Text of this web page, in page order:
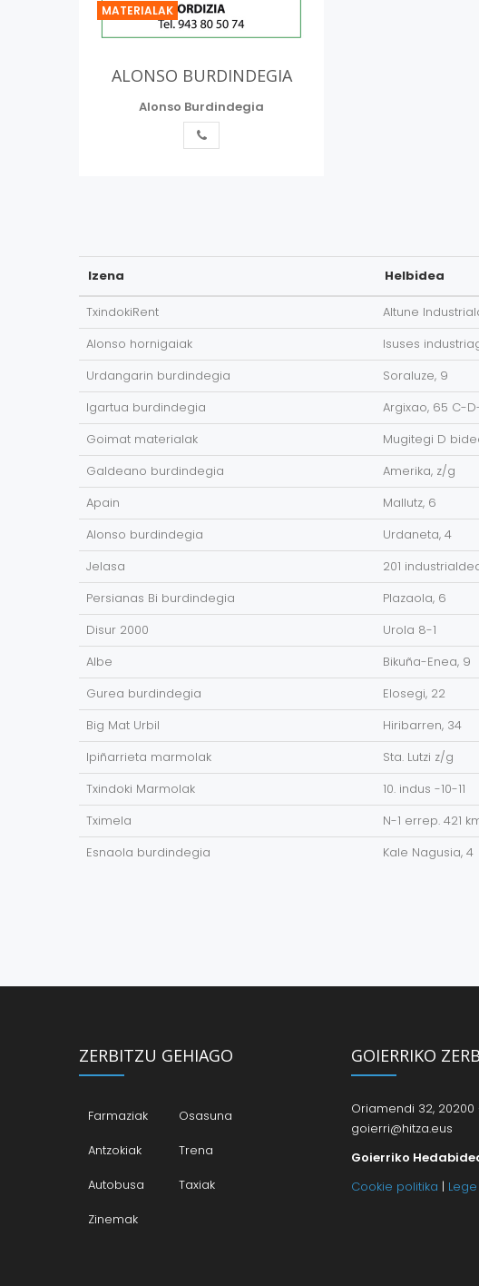
MATERIALAK
ALONSO BURDINDEGIA
Alonso Burdindegia
Izena Helbidea
TxindokiRent Altune
Alonso hornigaiak
Isuses
Urdangarin burdindegia
Soraluze, 9
Igartua burdindegia
Argixao, 65 C-
Goimat materialak
Mugitegi D
Galdeano burdindegia
Amerika, z/g
Apain
Mallutz, 6
Alonso burdindegia
Urdaneta, 4
Jelasa
201
Persianas Bi burdindegia
Plazaola, 6
Disur 2000
Urola 8-1
Albe
Bikuña-Enea, 9
Gurea burdindegia
Elosegi, 22
Big Mat Urbil
Hiribarren, 34
Ipiñarrieta marmolak
Sta. Lutzi z/g
Txindoki Marmolak
10. indus -10-11
Tximela
N-1 errep. 421
Esnaola burdindegia
Kale Nagusia, 4
ZERBITZU GEHIAGO
Farmaziak
Osasuna
Antzokiak
Trena
Autobusa
Taxiak
Zinemak
GOIERRIKO
Oriamendi 32, 20200
goierri@hitza.eus
Goierriko
Cookie politika |